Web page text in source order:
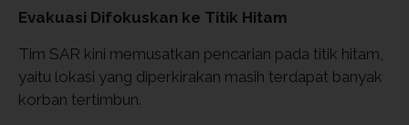
Evakuasi Difokuskan ke Titik Hitam
Tim SAR kini memusatkan pencarian pada titik hitam,
yaitu lokasi yang diperkirakan masih terdapat banyak
korban tertimbun.